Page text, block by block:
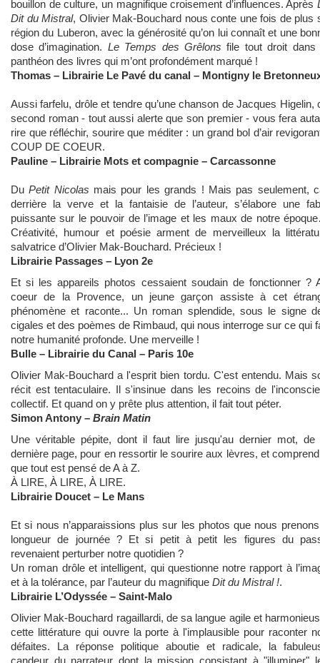
bouillon de culture, un magnifique croisement d’influences. Après
Dit du Mistral, Olivier Mak-Bouchard nous conte une fois de plus
région du Luberon, avec la générosité qu’on lui connaît et une
dose d’imagination. Le Temps des Grêlons file tout droit dans
panthéon des livres qui m’ont profondément marqué !
Thomas – Librairie Le Pavé du canal – Montigny le
Aussi farfelu, drôle et tendre qu’une chanson de Jacques Higelin,
second roman - tout aussi alerte que son premier - vous fera
rire que réfléchir, sourire que méditer : un grand bol d’air
COUP DE COEUR.
Pauline – Librairie Mots et compagnie – Carcassonne
DuPetit Nicolas mais pour les grands ! Mais pas seulement,
derrière la verve et la fantaisie de l’auteur, s’élabore une
puissante sur le pouvoir de l’image et les maux de notre
Créativité, humour et poésie arment de merveilleux la
salvatrice d’Olivier Mak-Bouchard. Précieux !
Librairie Passages – Lyon 2e
Et si les appareils photos cessaient soudain de fonctionner ?
coeur de la Provence, un jeune garçon assiste à cet
phénomène et raconte... Un roman splendide, sous le signe
cigales et des poèmes de Rimbaud, qui nous interroge sur ce qui
notre humanité profonde. Une merveille !
Bulle – Librairie du Canal – Paris 10e
Olivier Mak-Bouchard a l'esprit bien tordu. C'est entendu. Mais
récit est tentaculaire. Il s'insinue dans les recoins de
collectif. Et quand on y prête plus attention, il fait tout péter.
Simon Antony – Brain Matin
Une véritable pépite, dont il faut lire jusqu'au dernier mot, de
dernière page, pour en ressortir le sourire aux lèvres, et
que tout est pensé de A à Z.
À LIRE, À LIRE, À LIRE.
Librairie Doucet – Le Mans
Et si nous n’apparaissions plus sur les photos que nous
longueur de journée ? Et si petit à petit les figures du
revenaient perturber notre quotidien ?
Un roman drôle et intelligent, qui questionne notre rapport à
et à la tolérance, par l’auteur du magnifique Dit du Mistral !.
Librairie L’Odyssée – Saint-Malo
Olivier Mak-Bouchard ragaillardi, de sa langue agile et
cette littérature qui ouvre la porte à l'implausible pour raconter
défaites. La réponse politique aboutie et radicale, la